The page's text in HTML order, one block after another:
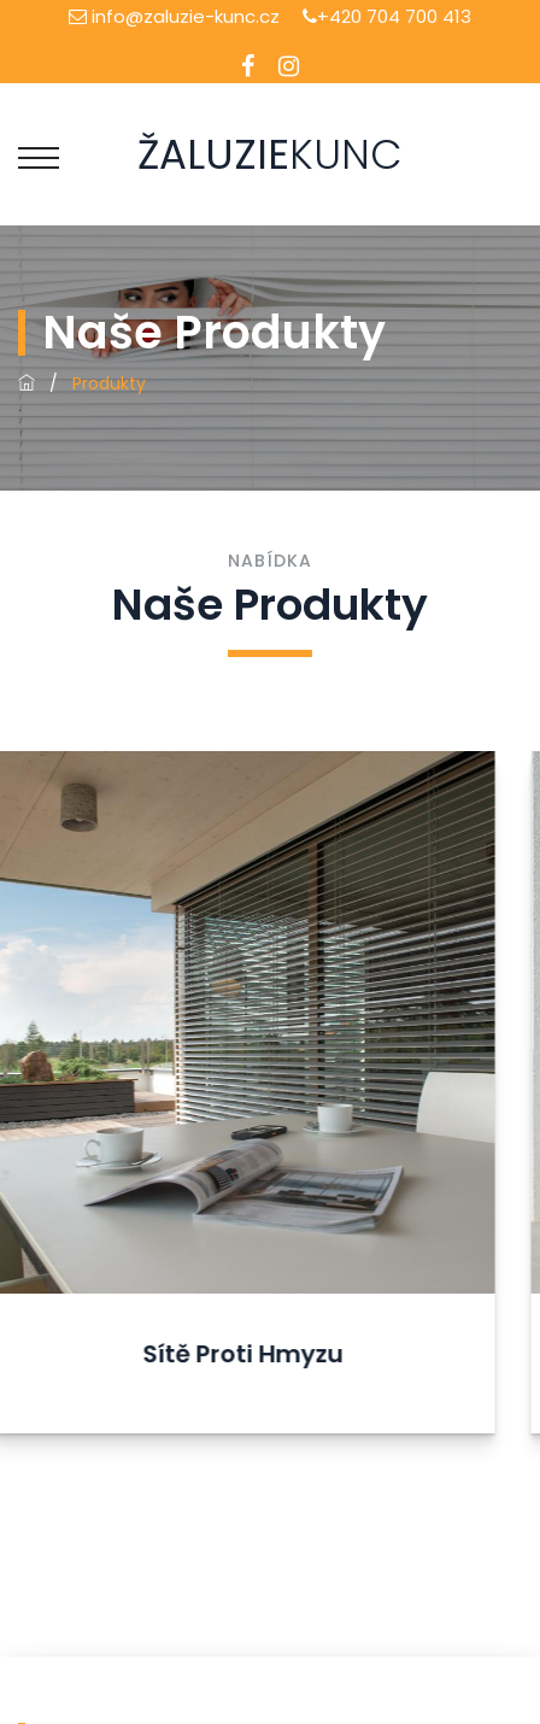
info@zaluzie-kunc.cz +420 704 700 413
ŽALUZIEKUNC
Naše Produkty
/ Produkty
NABÍDKA
Naše Produkty
Garážová vrata